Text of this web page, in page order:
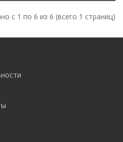
с 1 по 6 из 6 (всего 1 страниц)